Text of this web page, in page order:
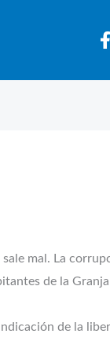
mal. La
de la
de la